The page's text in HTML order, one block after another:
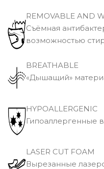
REMOVABLE AND
Съёмная
возможностью
BREATHABLE
«Дышащий»
HYPOALLERGENIC
Гипоаллергенные
LASER CUT FOAM
Вырезанные